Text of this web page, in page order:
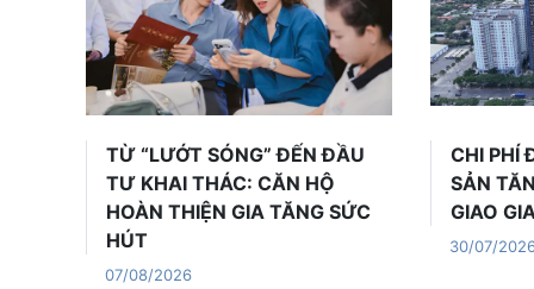
bước sang giai đoạn chú
trọng giá trị khai thác
thực, hiệu quả sử dụng
của tài sản đang trở
tiêu chí quan trọng trong
quyết định xuống tiền.
Thay vì chỉ kỳ vọng vào
tương lai, nhiều nhà […]
XEM CHI TIẾT
TỪ “LƯỚT SÓNG” ĐẾN ĐẦU
TƯ KHAI THÁC: CĂN HỘ
HOÀN THIỆN GIA TĂNG SỨC
HÚT
07/08/2026
phí
bài
bất
tốn
có xu
sự
án
CHI PHÍ
SẢN
GIAO
30/07/